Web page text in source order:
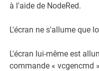
à l'aide de NodeRed.
L'écran ne s'allume que
L'écran lui-même est
commande « vcgencmd